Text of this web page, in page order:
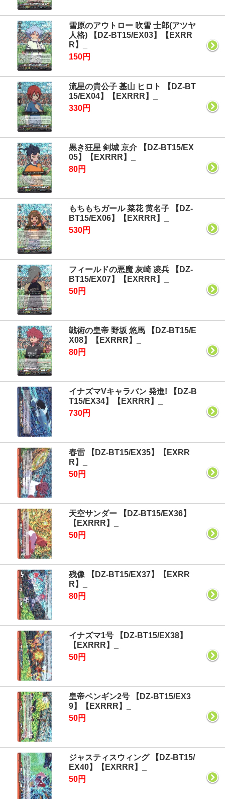
雪原のアウトロー 吹雪 士郎(アツヤ
人格) 【DZ-BT15/EX03】【EXRR
R】_
150円
流星の貴公子 基山 ヒロト 【DZ-BT
15/EX04】【EXRRR】_
330円
黒き狂星 剣城 京介 【DZ-BT15/EX
05】【EXRRR】_
80円
もちもちガール 菜花 黄名子 【DZ-
BT15/EX06】【EXRRR】_
530円
フィールドの悪魔 灰崎 凌兵 【DZ-
BT15/EX07】【EXRRR】_
50円
戦術の皇帝 野坂 悠馬 【DZ-BT15/E
X08】【EXRRR】_
80円
イナズマVキャラバン 発進! 【DZ-B
T15/EX34】【EXRRR】_
730円
春雷 【DZ-BT15/EX35】【EXRR
R】_
50円
天空サンダー 【DZ-BT15/EX36】
【EXRRR】_
50円
残像 【DZ-BT15/EX37】【EXRR
R】_
80円
イナズマ1号 【DZ-BT15/EX38】
【EXRRR】_
50円
皇帝ペンギン2号 【DZ-BT15/EX3
9】【EXRRR】_
50円
ジャスティスウィング 【DZ-BT15/
EX40】【EXRRR】_
50円